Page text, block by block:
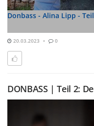
Donbass - Alina Lipp -
20.03.2023 0
DONBASS | Teil 2: